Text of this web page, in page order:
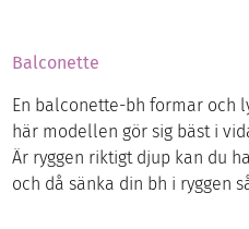
Balconette
En balconette-bh formar och
här modellen gör sig bäst i
Är ryggen riktigt djup kan du
och då sänka din bh i ryggen